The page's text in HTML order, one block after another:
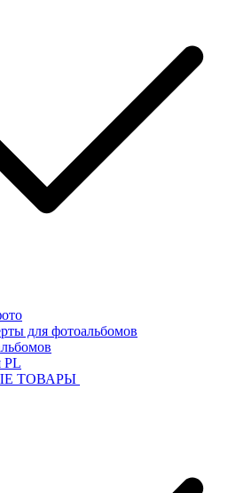
для фотоальбомов
PL
ТОВАРЫ